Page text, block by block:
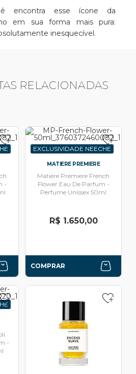
encontra esse ícone da
em sua forma mais pura:
inesquecível.
RELACIONADAS
-
EXCLUSIVIDADE NEECHE
MATIERE PREMIERE
Matiere Premiere French
Flower Eau De Parfum -
Perfume Unissex 50ml
R$ 1.650,00
COMPRAR
-